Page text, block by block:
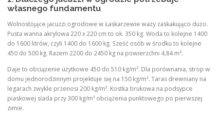
własnego fundamentu
Wolnostojące jacuzzi ogrodowe w Łaskarzewie waży zaskakująco dużo.
Pusta wanna akrylowa 220 x 220 cm to ok. 350 kg. Woda to kolejne 1400
do 1600 litrów, czyli 1400 do 1600 kg. Sześć osób w środku to kolejne
450 do 500 kg. Razem 2200 do 2450 kg na powierzchni 4,84 m².
Daje to obciążenie użytkowe 450 do 510 kg/m². Dla porównania, strop w
domu jednorodzinnym projektuje się na 150 kg/m². Taras drewniany na
legarach zwykle przenosi 200 kg/m². Kostka brukowa na podsypce
piaskowej siada przy 300 kg/m² obciążenia punktowego po pierwszej
zimie.